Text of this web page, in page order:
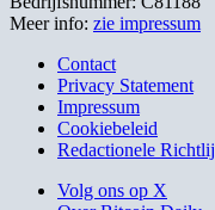
Meer info: zie impressum
Contact
Privacy Statement
Impressum
Cookiebeleid
Redactionele
Volg ons op X